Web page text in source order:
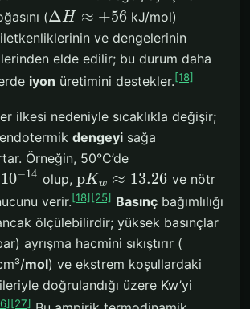
(Δ H ≈ +56 kJ/mol)
iletkenliklerinin ve dengelerinin
elde edilir; bu durum daha
iyon üretimini destekler.[18]
ilkesi nedeniyle sıcaklıkla değişir;
endotermik dengeyi sağa
Örneğin, 50°C’de
10−14 olup, pKw ≈ 13.26 ve nötr
verir.[18] [25] Basınç bağımlılığı
ölçülebilirdir; yüksek basınçlar
ayrışma hacmini sıkıştırır (
mol) ve ekstrem koşullardaki
doğrulandığı üzere Kw’yi
[27]